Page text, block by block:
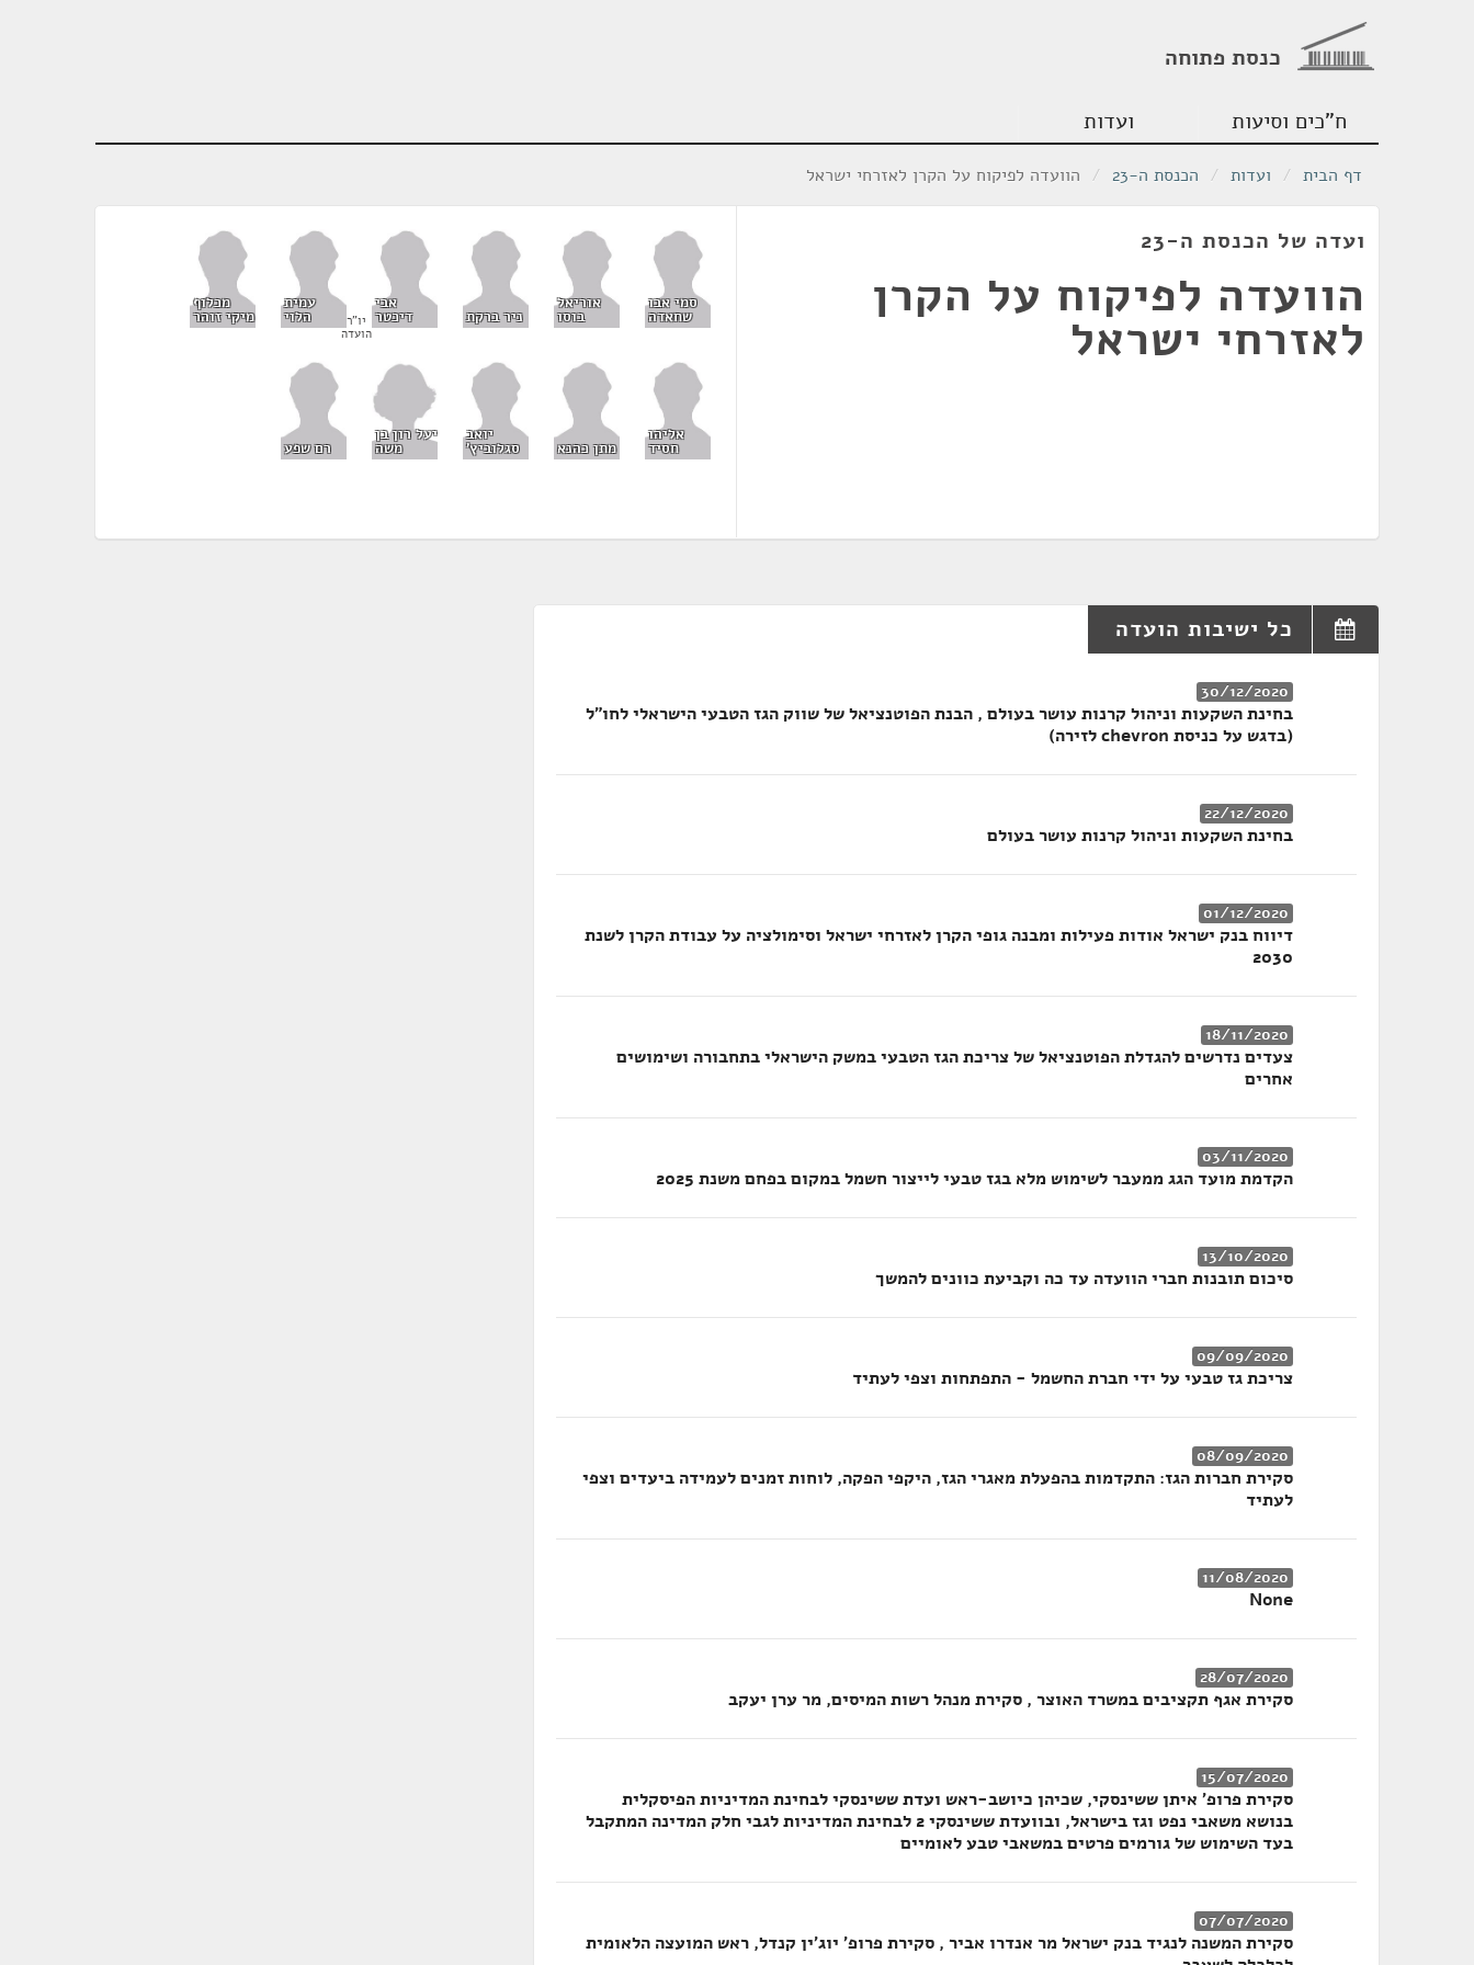
כנסת פתוחה
ח"כים וסיעות ועדות
דף הבית / ועדות / הכנסת ה-23 / הוועדה לפיקוח על הקרן לאזרחי ישראל
ועדה של הכנסת ה-23
הוועדה לפיקוח על הקרן
לאזרחי ישראל
סמי אבו
שחאדה
אוריאל
בוסו ניר ברקת
אבי
דיכטר יו"ר
הועדה
עמית
הלוי
מכלוף
מיקי זוהר
אליהו
חסיד מתן כהנא
יואב
סגלוביץ'
יעל רון בן
משה רם שפע
כל ישיבות הועדה
30/12/2020
בחינת השקעות וניהול קרנות עושר בעולם , הבנת הפוטנציאל של שווק הגז הטבעי הישראלי לחו"ל
(בדגש על כניסת chevron לזירה)
22/12/2020
בחינת השקעות וניהול קרנות עושר בעולם
01/12/2020
דיווח בנק ישראל אודות פעילות ומבנה גופי הקרן לאזרחי ישראל וסימולציה על עבודת הקרן לשנת
2030
18/11/2020
צעדים נדרשים להגדלת הפוטנציאל של צריכת הגז הטבעי במשק הישראלי בתחבורה ושימושים
אחרים
03/11/2020
הקדמת מועד הגג ממעבר לשימוש מלא בגז טבעי לייצור חשמל במקום בפחם משנת 2025
13/10/2020
סיכום תובנות חברי הוועדה עד כה וקביעת כוונים להמשך
09/09/2020
צריכת גז טבעי על ידי חברת החשמל - התפתחות וצפי לעתיד
08/09/2020
סקירת חברות הגז: התקדמות בהפעלת מאגרי הגז, היקפי הפקה, לוחות זמנים לעמידה ביעדים וצפי
לעתיד
11/08/2020
None
28/07/2020
סקירת אגף תקציבים במשרד האוצר , סקירת מנהל רשות המיסים, מר ערן יעקב
15/07/2020
סקירת פרופ' איתן ששינסקי, שכיהן כיושב-ראש ועדת ששינסקי לבחינת המדיניות הפיסקלית
בנושא משאבי נפט וגז בישראל, ובוועדת ששינסקי 2 לבחינת המדיניות לגבי חלק המדינה המתקבל
בעד השימוש של גורמים פרטים במשאבי טבע לאומיים
07/07/2020
סקירת המשנה לנגיד בנק ישראל מר אנדרו אביר , סקירת פרופ' יוג'ין קנדל, ראש המועצה הלאומית